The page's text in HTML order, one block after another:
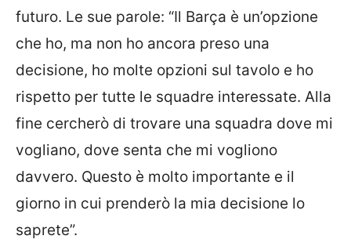
futuro. Le sue parole: “Il Barça è un’opzione
che ho, ma non ho ancora preso una
decisione, ho molte opzioni sul tavolo e ho
rispetto per tutte le squadre interessate. Alla
fine cercherò di trovare una squadra dove mi
vogliano, dove senta che mi vogliono
davvero. Questo è molto importante e il
giorno in cui prenderò la mia decisione lo
saprete”.